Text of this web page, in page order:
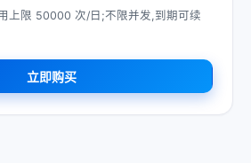
上限 50000 次/日;不限并发,到期可续
立即购买